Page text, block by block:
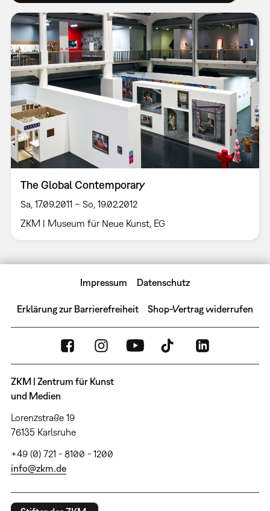
The Global Contemporary
Sa, 17.09.2011 – So, 19.02.2012
ZKM | Museum für Neue Kunst, EG
Impressum Datenschutz
Erklärung zur Barrierefreiheit Shop-Vertrag widerrufen
ZKM | Zentrum für Kunst
und Medien
Lorenzstraße 19
76135 Karlsruhe
+49 (0) 721 - 8100 - 1200
info@zkm.de